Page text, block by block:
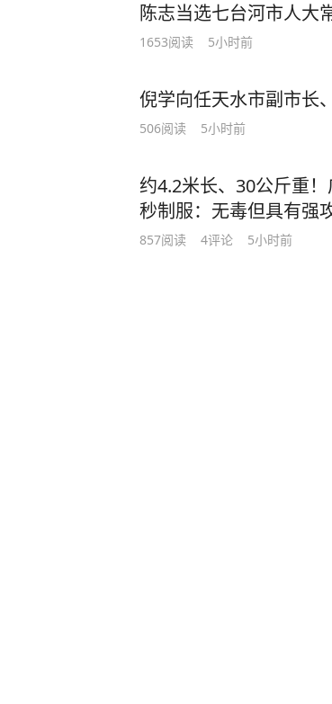
陈志当选七台河市人大
1653阅读 5小时前
倪学向任天水市副市长
506阅读 5小时前
约4.2米长、30公斤重
秒制服：无毒但具有强
857阅读 4评论 5小时前